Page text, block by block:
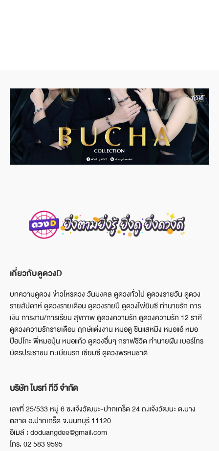
เกี่ยวกับดูดวงD
บทความดูดวง ข่าวโหรดวง วันมงคล ดูดวงทั่วไป ดูดวงรายวัน ดูดวง
รายสัปดาห์ ดูดวงรายเดือน ดูดวงรายปี ดูดวงไพ่ยิบซี ทำนายรัก การ
เงิน การงาน/การเรียน สุขภาพ ดูดวงความรัก ดูดวงความรัก 12 ราศี
ดูดวงความรักรายเดือน ฤกษ์แต่งงาน หมอดู ซินแสหมิง หมอแอ้ หมอ
ป๊อปโกะ พี่หมอปุ่น หมอแก้ว ดูดวงอื่นๆ กราฟชีวิต ทำนายฝัน เบอร์โทร
บัตรประชาชน ทะเบียนรถ เซียมซี ดูดวงพรหมชาติ
บริษัท ไบรท์ ทีวี จำกัด
เลขที่ 25/533 หมู่ 6 ซ.แจ้งวัฒนะ-ปากเกร็ด 24 ถ.แจ้งวัฒนะ ต.บาง
ตลาด อ.ปากเกร็ด จ.นนทบุรี 11120
อีเมล์ : doduangdee@gmail.com
โทร. 02 583 9595